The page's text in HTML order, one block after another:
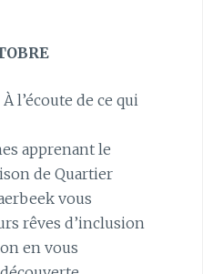
l’écoute de ce qui
apprenant le
de Quartier
vous
rêves d’inclusion
en vous